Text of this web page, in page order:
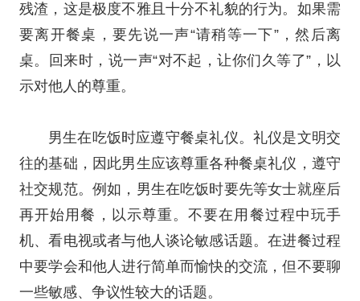
残渣，这是极度不雅且十分不礼貌的行为。如果需
要离开餐桌，要先说一声“请稍等一下”，然后离
桌。回来时，说一声“对不起，让你们久等了”，以
示对他人的尊重。
男生在吃饭时应遵守餐桌礼仪。礼仪是文明交
往的基础，因此男生应该尊重各种餐桌礼仪，遵守
社交规范。例如，男生在吃饭时要先等女士就座后
再开始用餐，以示尊重。不要在用餐过程中玩手
机、看电视或者与他人谈论敏感话题。在进餐过程
中要学会和他人进行简单而愉快的交流，但不要聊
一些敏感、争议性较大的话题。